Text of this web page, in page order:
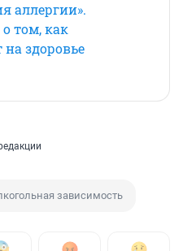
аллергии».
том, как
здоровье
зависимость